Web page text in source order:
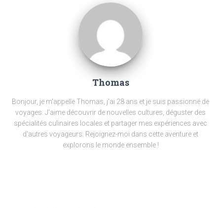
Thomas
Bonjour, je m'appelle Thomas, j'ai 28 ans et je suis passionné de
voyages. J'aime découvrir de nouvelles cultures, déguster des
spécialités culinaires locales et partager mes expériences avec
d'autres voyageurs. Rejoignez-moi dans cette aventure et
explorons le monde ensemble !